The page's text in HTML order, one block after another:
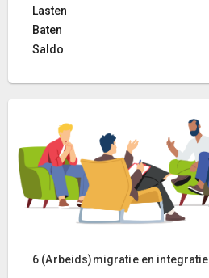
Lasten
Baten
Saldo
6 (Arbeids)migratie en integratie